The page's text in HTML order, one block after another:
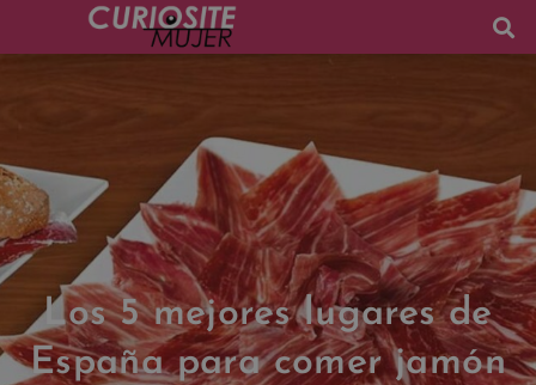
Los 5 mejores lugares de
España para comer jamón